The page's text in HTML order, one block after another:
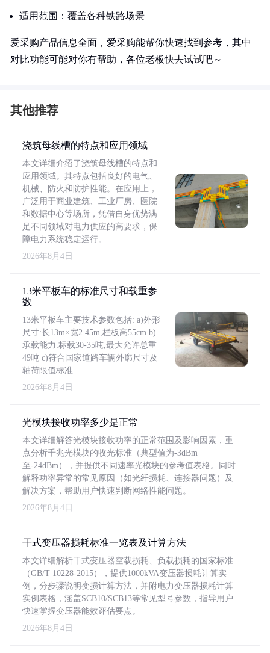
适用范围：覆盖各种铁路场景
爱采购产品信息全面，爱采购能帮你快速找到参考，其中
对比功能可能对你有帮助，各位老板快去试试吧～
其他推荐
浇筑母线槽的特点和应用领域
本文详细介绍了浇筑母线槽的特点和
应用领域。其特点包括良好的电气、
机械、防火和防护性能。在应用上，
广泛用于商业建筑、工业厂房、医院
和数据中心等场所，凭借自身优势满
足不同领域对电力供应的高要求，保
障电力系统稳定运行。
2026年8月4日
13米平板车的标准尺寸和载重参
数
13米平板车主要技术参数包括: a)外形
尺寸:长13m×宽2.45m,栏板高55cm b)
承载能力:标载30-35吨,最大允许总重
49吨 c)符合国家道路车辆外廓尺寸及
轴荷限值标准
2026年8月4日
光模块接收功率多少是正常
本文详细解答光模块接收功率的正常范围及影响因素，重
点分析千兆光模块的收光标准（典型值为-3dBm
至-24dBm），并提供不同速率光模块的参考值表格。同时
解释功率异常的常见原因（如光纤损耗、连接器问题）及
解决方案，帮助用户快速判断网络性能问题。
2026年8月4日
干式变压器损耗标准一览表及计算方法
本文详细解析干式变压器空载损耗、负载损耗的国家标准
（GB/T 10228-2015），提供1000kVA变压器损耗计算实
例，分步骤说明变损计算方法，并附电力变压器损耗计算
实例表格，涵盖SCB10/SCB13等常见型号参数，指导用户
快速掌握变压器能效评估要点。
2026年8月4日